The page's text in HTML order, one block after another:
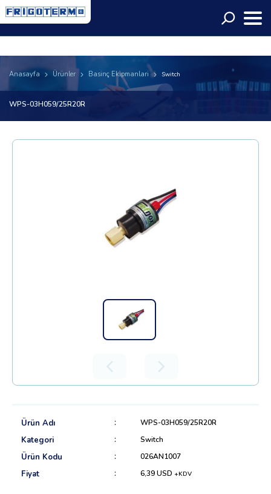
Language
Anasayfa Ürünler Basinç Eki̇pmanlari Switch
WPS-03H059/25R20R
Ürün Adı WPS-03H059/25R20R
Kategori Switch
Ürün Kodu 026AN1007
Fiyat 6,39 USD +KDV